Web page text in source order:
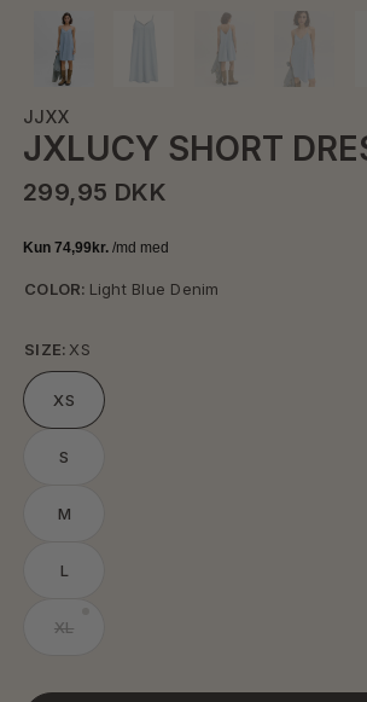
JJXX
JXLUCY SHORT
299,95 DKK
COLOR: Light Blue Denim
SIZE: XS
XS
S
M
L
XL